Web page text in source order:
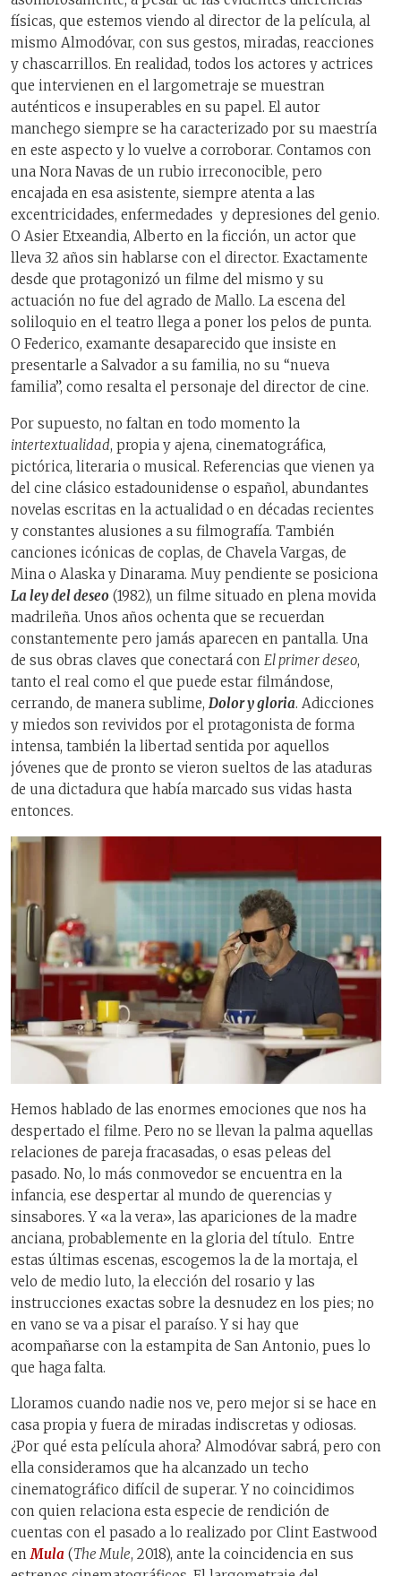
físicas, que estemos viendo al director de la película, al
mismo Almodóvar, con sus gestos, miradas, reacciones
y chascarrillos. En realidad, todos los actores y actrices
que intervienen en el largometraje se muestran
auténticos e insuperables en su papel. El autor
manchego siempre se ha caracterizado por su maestría
en este aspecto y lo vuelve a corroborar. Contamos con
una Nora Navas de un rubio irreconocible, pero
encajada en esa asistente, siempre atenta a las
excentricidades, enfermedades y depresiones del genio.
O Asier Etxeandia, Alberto en la ficción, un actor que
lleva 32 años sin hablarse con el director. Exactamente
desde que protagonizó un filme del mismo y su
actuación no fue del agrado de Mallo. La escena del
soliloquio en el teatro llega a poner los pelos de punta.
O Federico, examante desaparecido que insiste en
presentarle a Salvador a su familia, no su “nueva
familia”, como resalta el personaje del director de cine.
Por supuesto, no faltan en todo momento la
intertextualidad, propia y ajena, cinematográfica,
pictórica, literaria o musical. Referencias que vienen ya
del cine clásico estadounidense o español, abundantes
novelas escritas en la actualidad o en décadas recientes
y constantes alusiones a su filmografía. También
canciones icónicas de coplas, de Chavela Vargas, de
Mina o Alaska y Dinarama. Muy pendiente se posiciona
La ley del deseo (1982), un filme situado en plena movida
madrileña. Unos años ochenta que se recuerdan
constantemente pero jamás aparecen en pantalla. Una
de sus obras claves que conectará con El primer deseo,
tanto el real como el que puede estar filmándose,
cerrando, de manera sublime, Dolor y gloria. Adicciones
y miedos son revividos por el protagonista de forma
intensa, también la libertad sentida por aquellos
jóvenes que de pronto se vieron sueltos de las ataduras
de una dictadura que había marcado sus vidas hasta
entonces.
Hemos hablado de las enormes emociones que nos ha
despertado el filme. Pero no se llevan la palma aquellas
relaciones de pareja fracasadas, o esas peleas del
pasado. No, lo más conmovedor se encuentra en la
infancia, ese despertar al mundo de querencias y
sinsabores. Y «a la vera», las apariciones de la madre
anciana, probablemente en la gloria del título. Entre
estas últimas escenas, escogemos la de la mortaja, el
velo de medio luto, la elección del rosario y las
instrucciones exactas sobre la desnudez en los pies; no
en vano se va a pisar el paraíso. Y si hay que
acompañarse con la estampita de San Antonio, pues lo
que haga falta.
Lloramos cuando nadie nos ve, pero mejor si se hace en
casa propia y fuera de miradas indiscretas y odiosas.
¿Por qué esta película ahora? Almodóvar sabrá, pero con
ella consideramos que ha alcanzado un techo
cinematográfico difícil de superar. Y no coincidimos
con quien relaciona esta especie de rendición de
cuentas con el pasado a lo realizado por Clint Eastwood
enMula (The Mule, 2018), ante la coincidencia en sus